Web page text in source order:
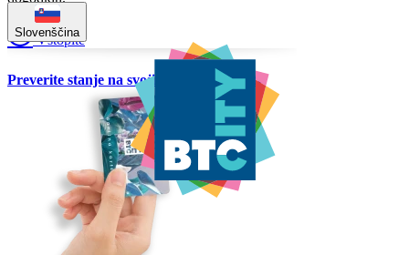
Slovenščina
Vstopite
Preverite stanje na svoji kartici BTC City